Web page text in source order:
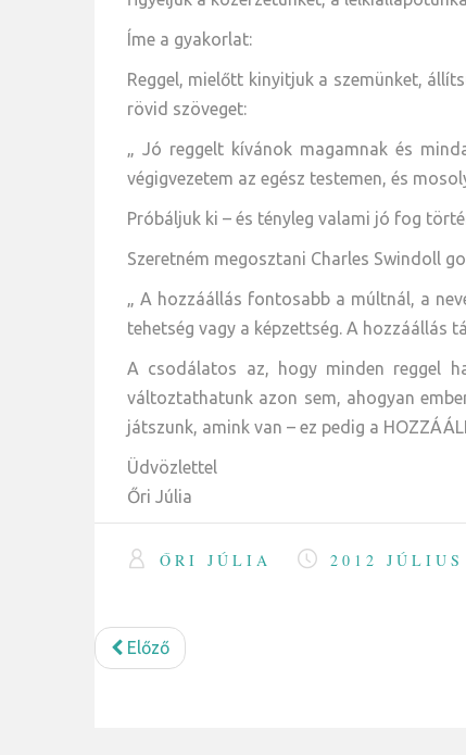
Íme a gyakorlat:
Reggel, mielőtt kinyitjuk a szemünket,
rövid szöveget:
„ Jó reggelt kívánok magamnak és
végigvezetem az egész testemen, és
Próbáljuk ki – és tényleg valami jó fog
Szeretném megosztani Charles Swindoll
„ A hozzáállás fontosabb a múltnál, a
tehetség vagy a képzettség. A
A csodálatos az, hogy minden reggel
változtathatunk azon sem, ahogyan
játszunk, amink van – ez pedig a
Üdvözlettel
Őri Júlia
ŐRI JÚLIA 2012 JÚLIUS
Előző